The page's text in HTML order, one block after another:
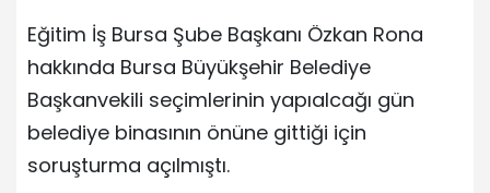
Eğitim İş Bursa Şube Başkanı Özkan Rona
hakkında Bursa Büyükşehir Belediye
Başkanvekili seçimlerinin yapıalcağı gün
belediye binasının önüne gittiği için
soruşturma açılmıştı.